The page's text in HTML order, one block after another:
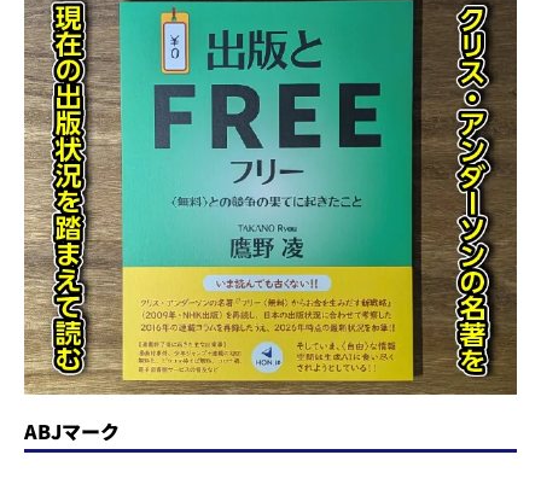
ABJマーク